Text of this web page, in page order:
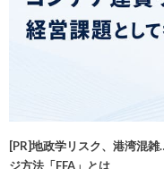
[PR]地政学リスク、港湾混
ジ方法「FFA」とは